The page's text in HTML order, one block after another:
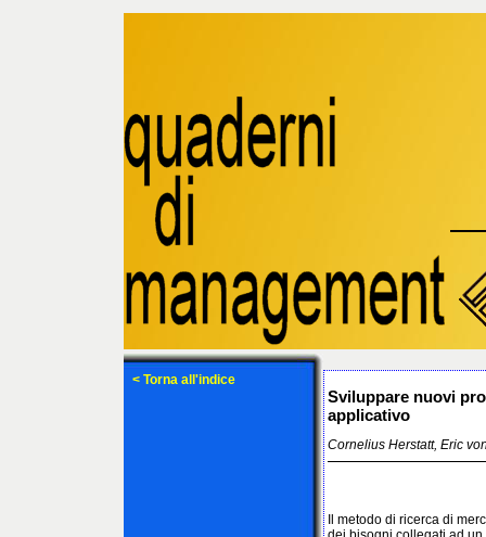
< Torna all'indice
Sviluppare nuovi
applicativo
Cornelius Herstatt, Eric
Il metodo di ricerca di